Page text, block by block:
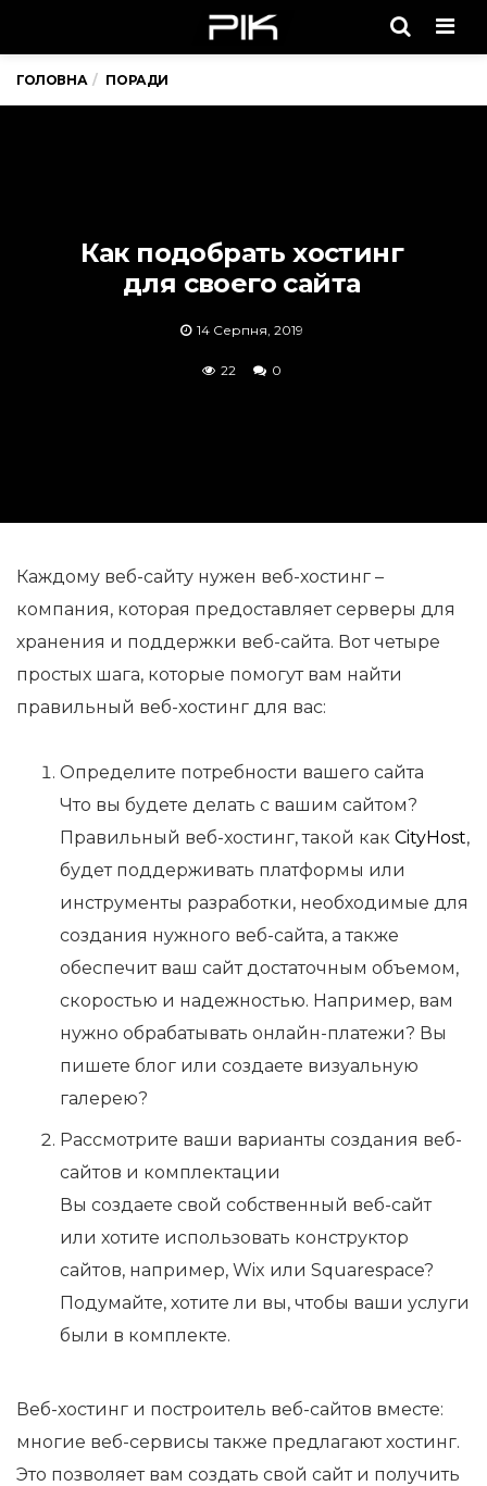
ГОЛОВНА ПОРАДИ
Как подобрать хостинг
для своего сайта
14 Серпня, 2019
22 0
Каждому веб-сайту нужен веб-хостинг –
компания, которая предоставляет серверы для
хранения и поддержки веб-сайта. Вот четыре
простых шага, которые помогут вам найти
правильный веб-хостинг для вас:
Определите потребности вашего сайта
Что вы будете делать с вашим сайтом?
Правильный веб-хостинг, такой как CityHost,
будет поддерживать платформы или
инструменты разработки, необходимые для
создания нужного веб-сайта, а также
обеспечит ваш сайт достаточным объемом,
скоростью и надежностью. Например, вам
нужно обрабатывать онлайн-платежи? Вы
пишете блог или создаете визуальную
галерею?
Рассмотрите ваши варианты создания веб-
сайтов и комплектации
Вы создаете свой собственный веб-сайт
или хотите использовать конструктор
сайтов, например, Wix или Squarespace?
Подумайте, хотите ли вы, чтобы ваши услуги
были в комплекте.
Веб-хостинг и построитель веб-сайтов вместе:
многие веб-сервисы также предлагают хостинг.
Это позволяет вам создать свой сайт и получить